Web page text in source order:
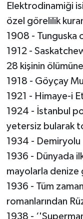
Elektrodinamiği
özel görelilik
1908 - Tunguska
1912 -
28 kişinin
1918 - Göyçay
1921 - Himaye-i
1924 - İstanbul
yetersiz bularak
1934 - Demiryolu
1936 - Dünyada
mayolarla denize
1936 - Tüm
romanlarından
1938 -